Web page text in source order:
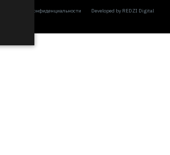
Политика конфиденциальности Developed by REDZI Digital